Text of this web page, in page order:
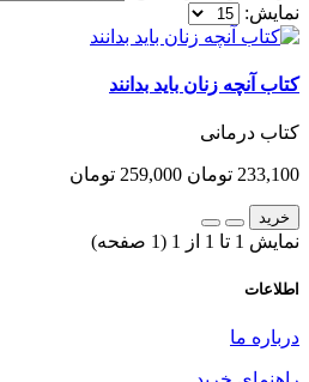
نمایش:
کتاب آنچه زنان باید بدانند
کتاب درمانی
233,100 تومان 259,000 تومان
خرید
نمایش 1 تا 1 از 1 (1 صفحه)
اطلاعات
درباره ما